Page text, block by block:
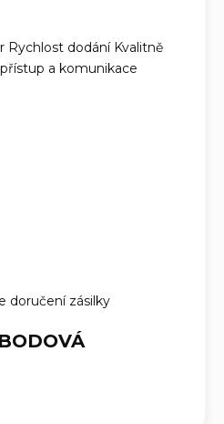
Rychlost dodání Kvalitně
a komunikace
doručení zásilky